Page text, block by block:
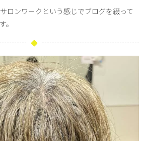
ロンワークという感じでブログを綴って
。